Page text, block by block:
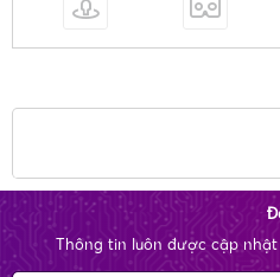
Thông tin luôn được cập